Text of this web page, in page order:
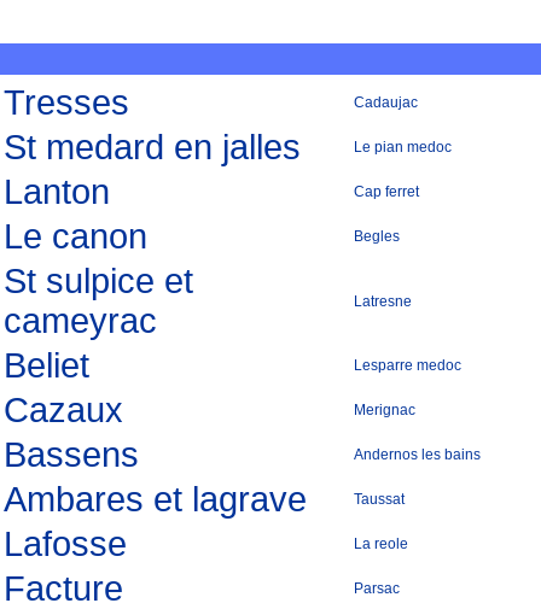
Tresses Cadaujac
St medard en jalles Le pian medoc
Lanton Cap ferret
Le canon Begles
St sulpice et
cameyrac
Latresne
Beliet Lesparre medoc
Cazaux Merignac
Bassens Andernos les bains
Ambares et lagrave Taussat
Lafosse La reole
Facture Parsac